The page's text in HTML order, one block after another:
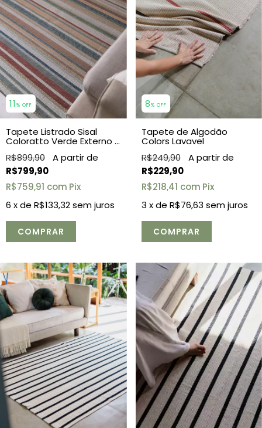
11 % OFF
Tapete Listrado Sisal
Coloratto Verde Externo e
Interno
R$899,90
R$799,90
R$759,91 com Pix
6 x de R$133,32sem juros
COMPRAR
8% OFF
Tapete de Algodão
Colors Lavavel
R$249,90
R$229,90
R$218,41 com Pix
3 x de R$76,63 sem juros
COMPRAR